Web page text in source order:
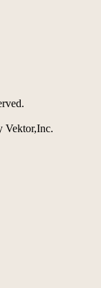
Vektor,Inc.